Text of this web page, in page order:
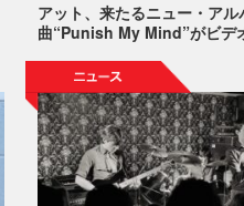
アット、来たるニュー・ア
曲“Punish My Mind”がビデ